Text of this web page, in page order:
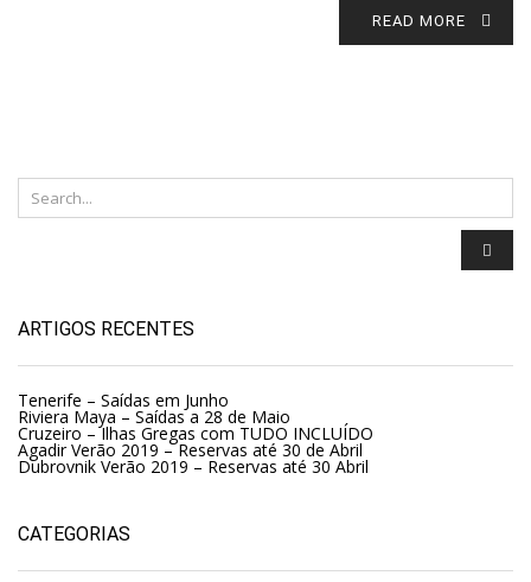
READ MORE
ARTIGOS RECENTES
Tenerife – Saídas em Junho
Riviera Maya – Saídas a 28 de Maio
Cruzeiro – Ilhas Gregas com TUDO INCLUÍDO
Agadir Verão 2019 – Reservas até 30 de Abril
Dubrovnik Verão 2019 – Reservas até 30 Abril
CATEGORIAS